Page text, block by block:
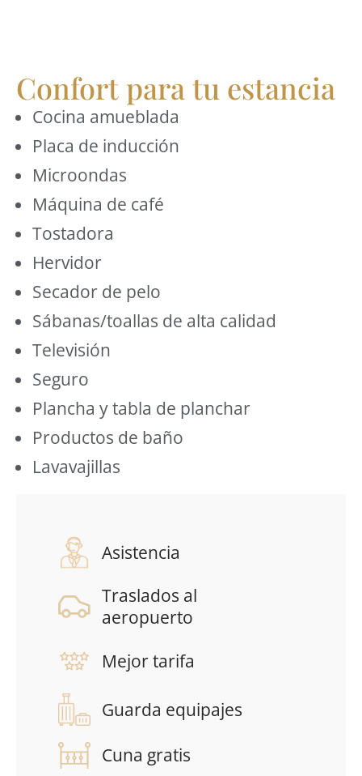
Confort para tu estancia
Cocina amueblada
Placa de inducción
Microondas
Máquina de café
Tostadora
Hervidor
Secador de pelo
Sábanas/toallas de alta calidad
Televisión
Seguro
Plancha y tabla de planchar
Productos de baño
Lavavajillas
Asistencia
Traslados al
aeropuerto
Mejor tarifa
Guarda equipajes
Cuna gratis